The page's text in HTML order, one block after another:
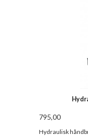
795,00
Hydraulisk